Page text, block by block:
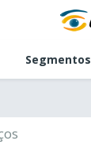
Segmentos